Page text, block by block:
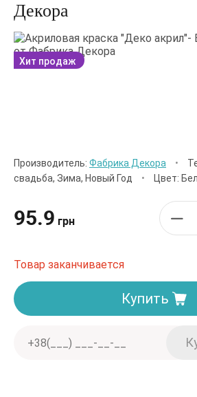
Хит продаж
Декора
Производитель: Фабрика Декора •
свадьба, Зима, Новый Год
• Цвет:
95.9 грн
Товар заканчивается
Купить